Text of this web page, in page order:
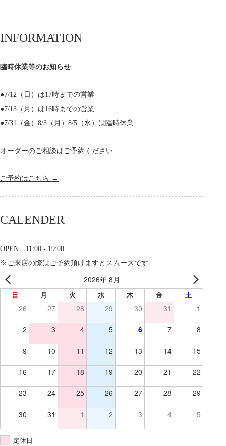
INFORMATION
臨時休業等のお知らせ
●7/12（日）は17時までの営業
●7/13（月）は16時までの営業
●7/31（金）8/3（月）8/5（水）は臨時休業
オーダーのご相談はご予約ください
ご予約はこちら →
CALENDER
OPEN 11:00 - 19:00
※ご来店の際はご予約頂けますとスムーズです
2026年 8月
日 月 火 水 木 金 土
26 27 28 29 30 31 1
2 3 4 5 6 7 8
9 10 11 12 13 14 15
16 17 18 19 20 21 22
23 24 25 26 27 28 29
30 31 1 2 3 4 5
定休日